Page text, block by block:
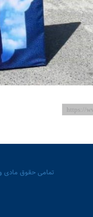
تمامی حقوق مادی